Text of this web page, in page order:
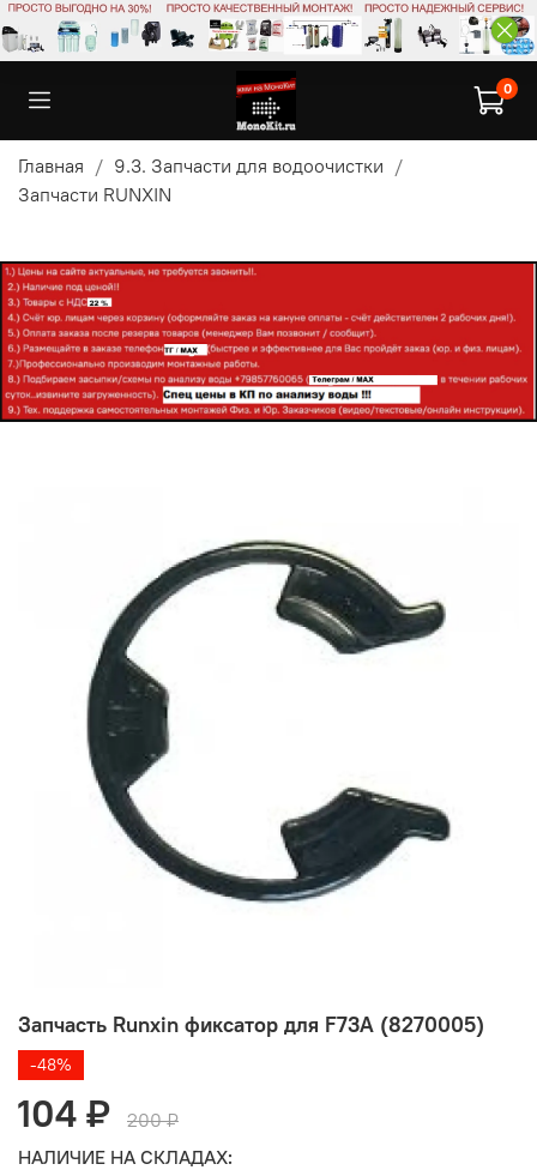
0
Главная
9.3. Запчасти для водоочистки
Запчасти RUNXIN
Запчасть Runxin фиксатор для F73A (8270005)
-48%
104 ₽
200 ₽
НАЛИЧИЕ НА СКЛАДАХ: